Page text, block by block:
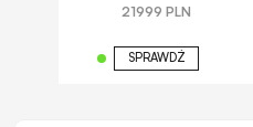
21999 PLN
SPRAWDŹ